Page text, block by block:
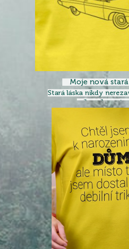
Moje nová
Stará láska nikdy
milovníky